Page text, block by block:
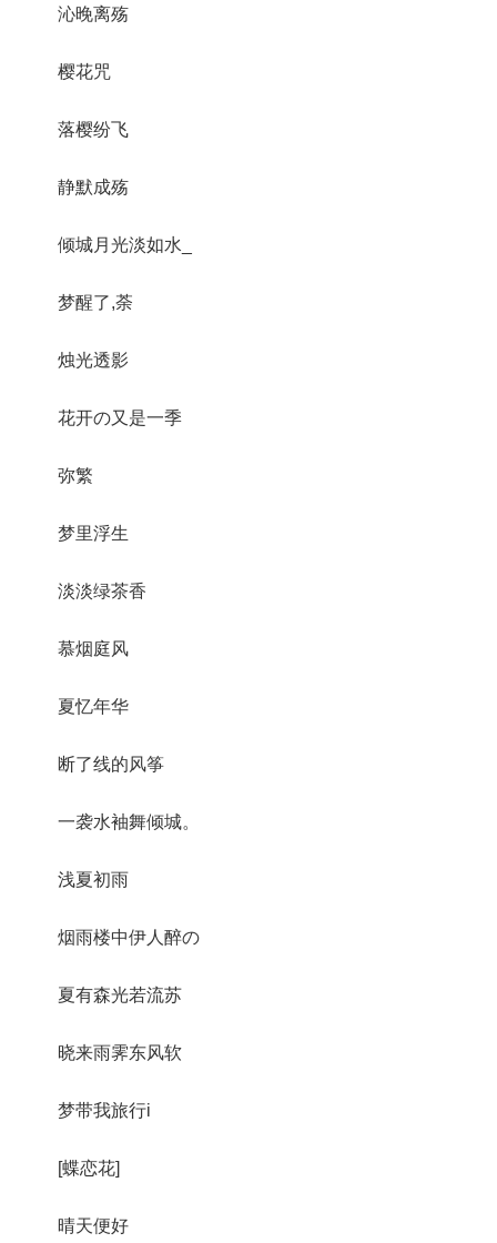
沁晚离殇
樱花咒
落樱纷飞
静默成殇
倾城月光淡如水_
梦醒了,荼
烛光透影
花开の又是一季
弥繁
梦里浮生
淡淡绿茶香
慕烟庭风
夏忆年华
断了线的风筝
一袭水袖舞倾城。
浅夏初雨
烟雨楼中伊人醉の
夏有森光若流苏
晓来雨霁东风软
梦带我旅行i
[蝶恋花]
晴天便好